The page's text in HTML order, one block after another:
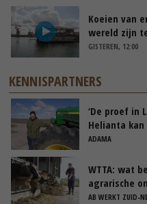
Koeien van
wereld zijn
GISTEREN, 12:00
KENNISPARTNERS
‘De proef in
Helianta
ADAMA
WTTA: wat
agrarische
AB WERKT ZUID-